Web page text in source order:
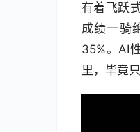
有着飞跃
成绩一骑
35%。AI
里，毕竟